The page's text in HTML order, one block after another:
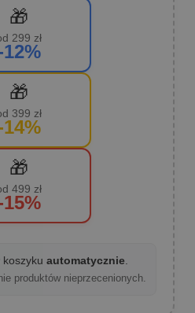
🎁
299 zł
12%
🎁
399 zł
14%
🎁
499 zł
15%
koszyku automatycznie.
produktów nieprzecenionych.